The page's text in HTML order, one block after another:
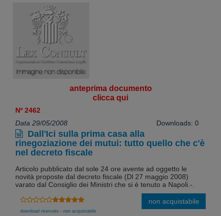
anteprima documento
clicca qui
Nº 2462
Data 29/05/2008
Downloads: 0
Dall'Ici sulla prima casa alla
rinegoziazione dei mutui: tutto quello che c'è
nel decreto fiscale
Articolo pubblicato dal sole 24 ore avente ad oggetto le
novità proposte dal decreto fiscale (Dl 27 maggio 2008)
varato dal Consiglio dei Ministri che si è tenuto a Napoli.-.
download riservato - non acquistabile
non acquistabile